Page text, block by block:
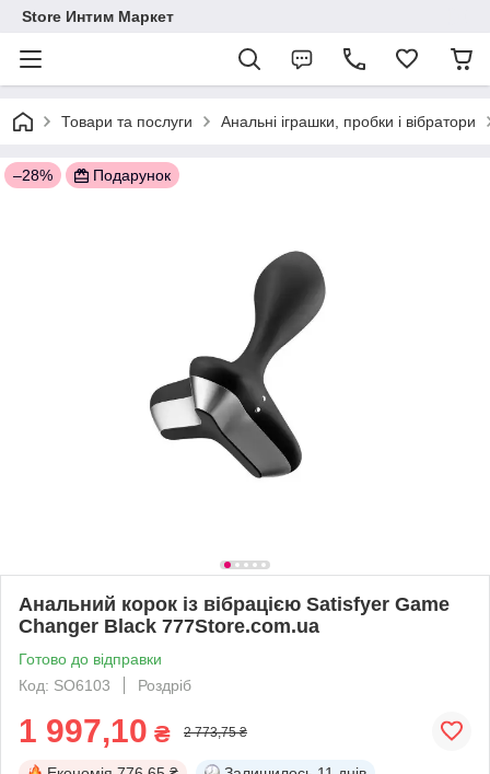
Store Интим Маркет
Товари та послуги Анальні іграшки, пробки і вібратори
–28% Подарунок
Анальний корок із вібрацією Satisfyer Game
Changer Black 777Store.com.ua
Готово до відправки
Код: SO6103
Роздріб
1 997,10 ₴ 2 773,75 ₴